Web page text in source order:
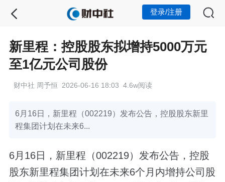
登录/注册
新里程：控股股东拟增持5000万元
至1亿元公司股份
财中社 周予恒 2026-06-16 18:03 4.6w阅读
6月16日，新里程（002219）发布公告，控股股东新里
程集团计划在未来6...
6月16日，新里程（002219）发布公告，控股
股东新里程集团计划在未来6个月内增持公司股